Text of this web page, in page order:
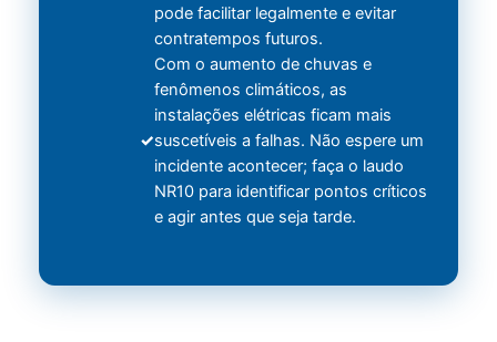
pode facilitar legalmente e evitar
contratempos futuros.
Com o aumento de chuvas e
fenômenos climáticos, as
instalações elétricas ficam mais
suscetíveis a falhas. Não espere um
incidente acontecer; faça o laudo
NR10 para identificar pontos críticos
e agir antes que seja tarde.